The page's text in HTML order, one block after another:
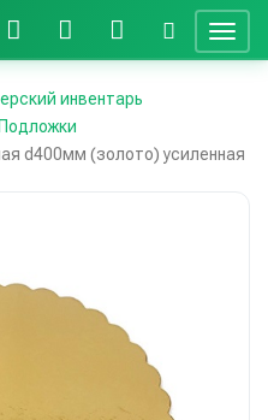
инвентарь
Подложки
d400мм (золото) усиленная